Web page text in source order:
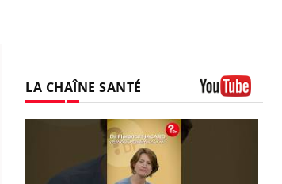
LA CHAÎNE SANTÉ